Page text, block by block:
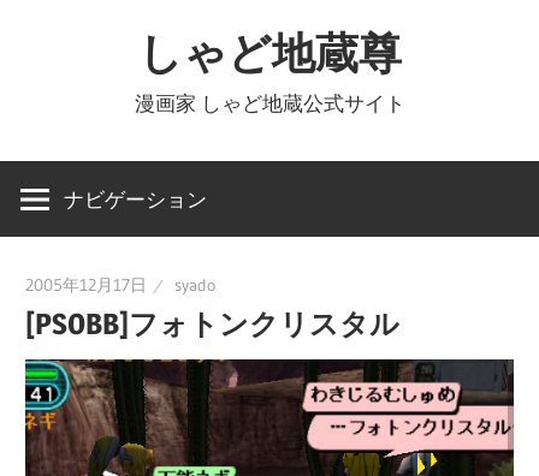
ツ
しゃど地蔵尊
漫画家 しゃど地蔵公式サイト
ナビゲーション
2005年12月17日 syado
[PSOBB]フォトンクリスタル